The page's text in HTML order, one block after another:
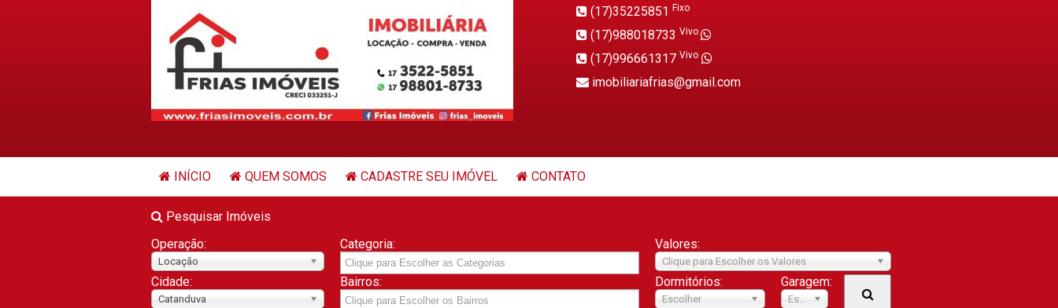
(17)35225851 Fixo
(17)988018733 Vivo
(17)996661317 Vivo
imobiliariafrias@gmail.com
INÍCIO QUEM SOMOS CADASTRE SEU IMÓVEL CONTATO
Pesquisar Imóveis
Operação:
Locação
Categoria: Valores:
Clique para Escolher os Valores
Cidade:
Catanduva
Bairros: Dormitórios:
Escolher
Garagem:
Escolher